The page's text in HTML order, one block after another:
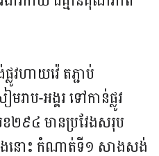
ហាយវ៉េ តភ្ជាប់
រាប-អង្គរ ទៅកាន់ផ្លូវ
២៩៤ មានប្រវែងសរុប
ងនោះ កំណាត់ទី១ សាងសង់